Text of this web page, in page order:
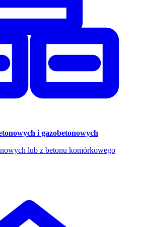
i gazobetonowych
lub z betonu komórkowego